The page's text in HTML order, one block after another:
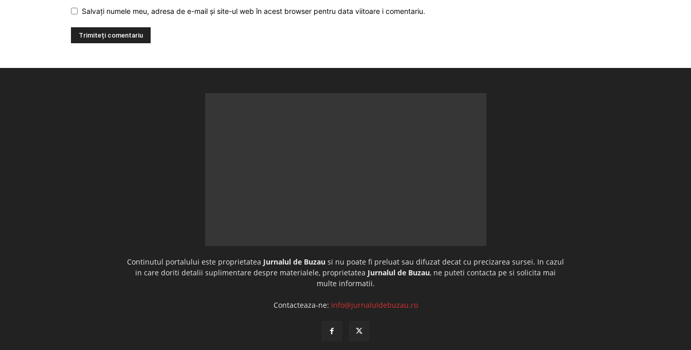
Salvați numele meu, adresa de e-mail și site-ul web în acest browser pentru data viitoare i comentariu.
Continutul portalului este proprietatea Jurnalul de Buzau si nu poate fi preluat sau difuzat decat cu precizarea sursei. In cazul
in care doriti detalii suplimentare despre materialele, proprietatea Jurnalul de Buzau, ne puteti contacta pe si solicita mai
multe informatii.
Contacteaza-ne: info@jurnaluldebuzau.ro